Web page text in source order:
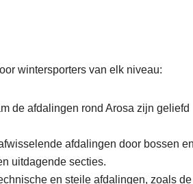
wintersporters van elk niveau:
de afdalingen rond Arosa zijn geliefd
afdalingen door bossen en
uitdagende secties.
en steile afdalingen, zoals de